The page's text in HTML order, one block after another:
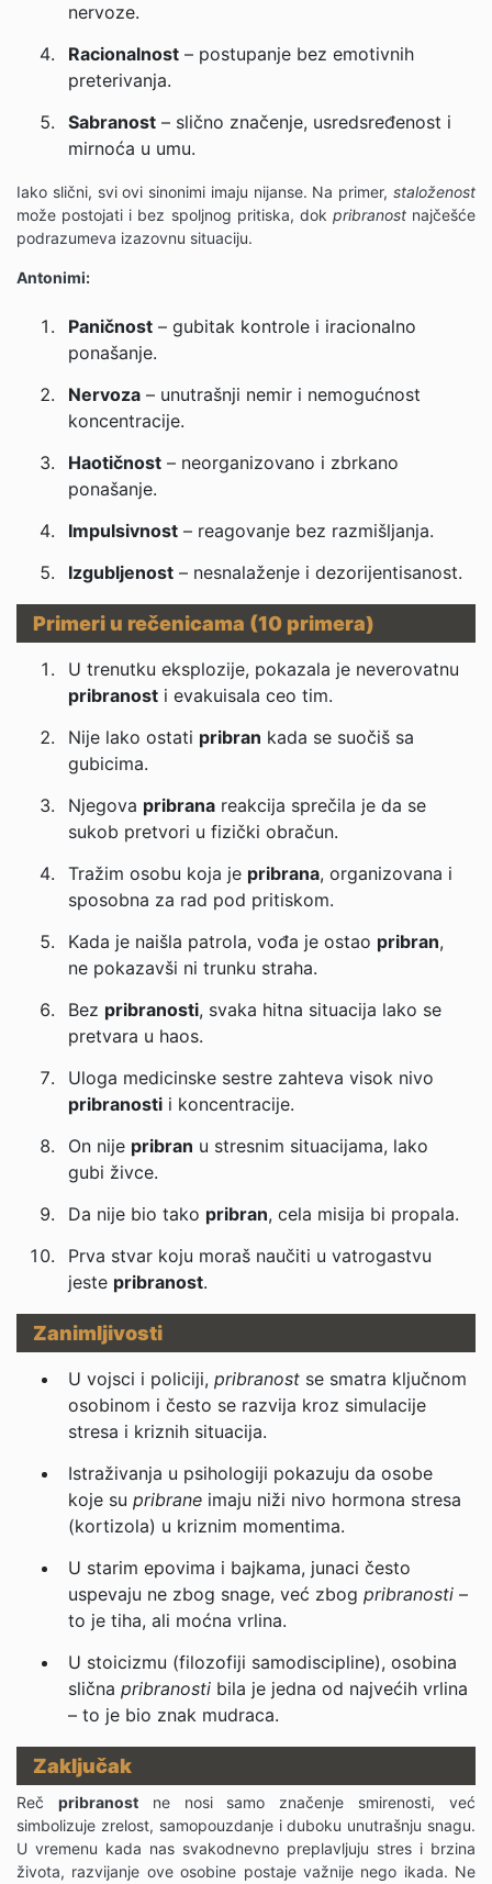
nervoze.
Racionalnost – postupanje bez emotivnih
preterivanja.
Sabranost – slično značenje, usredsređenost i
mirnoća u umu.
Iako slični, svi ovi sinonimi imaju nijanse. Na primer, staloženost
može postojati i bez spoljnog pritiska, dok pribranostnajčešće
podrazumeva izazovnu situaciju.
Antonimi:
Paničnost – gubitak kontrole i iracionalno
ponašanje.
Nervoza – unutrašnji nemir i nemogućnost
koncentracije.
Haotičnost – neorganizovano i zbrkano
ponašanje.
Impulsivnost – reagovanje bez razmišljanja.
Izgubljenost – nesnalaženje i dezorijentisanost.
Primeri u rečenicama (10 primera)
U trenutku eksplozije, pokazala je neverovatnu
pribranost i evakuisala ceo tim.
Nije lako ostati pribran kada se suočiš sa
gubicima.
Njegova pribrana reakcija sprečila je da se
sukob pretvori u fizički obračun.
Tražim osobu koja je pribrana, organizovana i
sposobna za rad pod pritiskom.
Kada je naišla patrola, vođa je ostao pribran,
ne pokazavši ni trunku straha.
Bez pribranosti, svaka hitna situacija lako se
pretvara u haos.
Uloga medicinske sestre zahteva visok nivo
pribranosti i koncentracije.
On nije pribran u stresnim situacijama, lako
gubi živce.
Da nije bio tako pribran, cela misija bi propala.
Prva stvar koju moraš naučiti u vatrogastvu
jeste pribranost.
Zanimljivosti
U vojsci i policiji, pribranost se smatra ključnom
osobinom i često se razvija kroz simulacije
stresa i kriznih situacija.
Istraživanja u psihologiji pokazuju da osobe
koje su pribrane imaju niži nivo hormona stresa
(kortizola) u kriznim momentima.
U starim epovima i bajkama, junaci često
uspevaju ne zbog snage, već zbog pribranosti –
to je tiha, ali moćna vrlina.
U stoicizmu (filozofiji samodiscipline), osobina
slična pribranosti bila je jedna od najvećih vrlina
– to je bio znak mudraca.
Zaključak
Reč pribranostne nosi samo značenje smirenosti, već
simbolizuje zrelost, samopouzdanje i duboku unutrašnju snagu.
U vremenu kada nas svakodnevno preplavljuju stres i brzina
života, razvijanje ove osobine postaje važnije nego ikada. Ne